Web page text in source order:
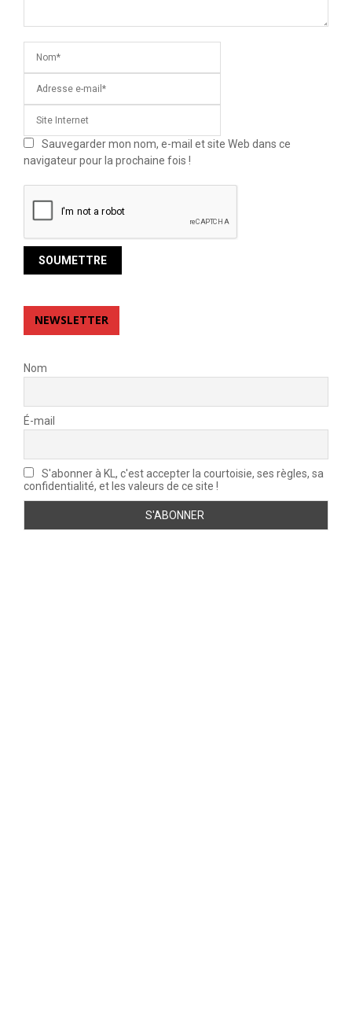
Sauvegarder mon nom, e-mail et site Web dans ce
navigateur pour la prochaine fois !
NEWSLETTER
Nom
É-mail
S'abonner à KL, c'est accepter la courtoisie, ses règles, sa
confidentialité, et les valeurs de ce site !